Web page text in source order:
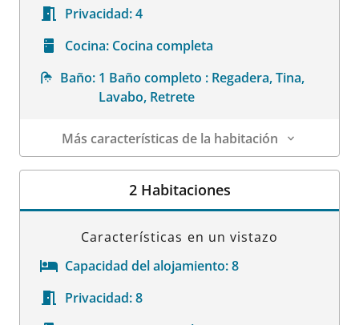
Privacidad:4
Cocina: Cocina completa
Baño: 1 Baño completo : Regadera, Tina,
Lavabo, Retrete
Más características de la habitación
Datos de la habitación
2 Habitaciones
Características en un vistazo
Capacidad del alojamiento:8
Privacidad:8